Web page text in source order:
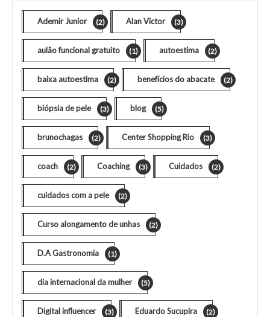
Ademir Junior (2) Alan Victor (3)
aulão funcional gratuito (1) autoestima (2)
baixa autoestima (2) benefícios do abacate (2)
biópsia de pele (3) blog (5)
brunochagas (2) Center Shopping Rio (3)
coach (2) Coaching (3) Cuidados (2)
cuidados com a pele (2)
Curso alongamento de unhas (2)
D.A Gastronomia (1)
dia internacional da mulher (5)
Digital influencer (3) Eduardo Sucupira (2)